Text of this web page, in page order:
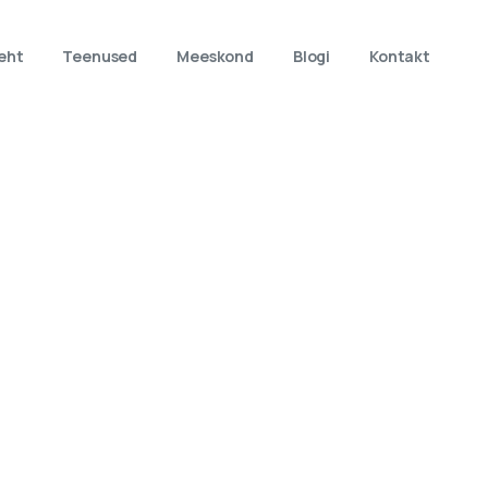
Teenused Meeskond Blogi Kontakt